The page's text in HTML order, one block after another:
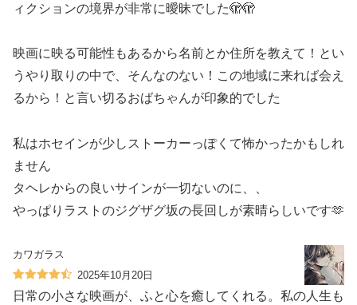
ィクションの境界が非常に曖昧でした🫣🫣
映画に映る可能性もあるから名前とか住所を教えて！とい
うやり取りの中で、そんなのない！この地域に来れば会え
るから！と言い切るおばちゃんが印象的でした
私はホセインが少しストーカーっぽくて怖かったかもしれ
ません
タヘレからの良いサインが一切ないのに、、
やっぱりラストのジグザグ坂の長回しが素晴らしいです🫶
カワガラス
2025年10月20日
日常の小さな映画が、ふと心を癒してくれる。私の人生も